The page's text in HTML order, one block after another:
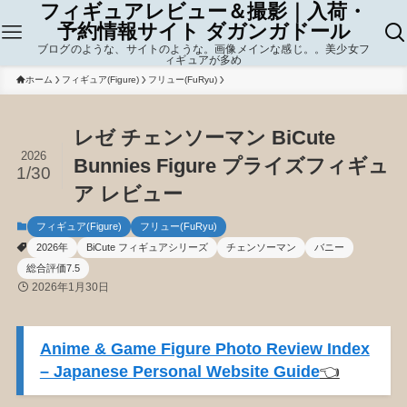
フィギュアレビュー＆撮影｜入荷・
予約情報サイト ダガンガドール
ブログのような、サイトのような。画像メインな感じ。。美少女フ
ィギュアが多め
ホーム フィギュア(Figure) フリュー(FuRyu)
レゼ チェンソーマン BiCute
Bunnies Figure プライズフィギュ
ア レビュー
2026
1/30
フィギュア(Figure)
フリュー(FuRyu)
2026年
BiCute フィギュアシリーズ チェンソーマン
バニー
総合評価7.5
2026年1月30日
Anime & Game Figure Photo Review Index
– Japanese Personal Website Guide👈️